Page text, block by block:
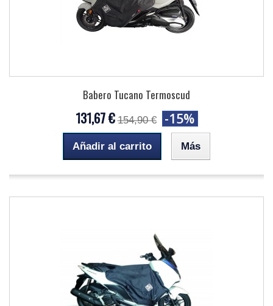
Babero Tucano Termoscud
131,67 € 154,90 € -15%
Añadir al carrito Más